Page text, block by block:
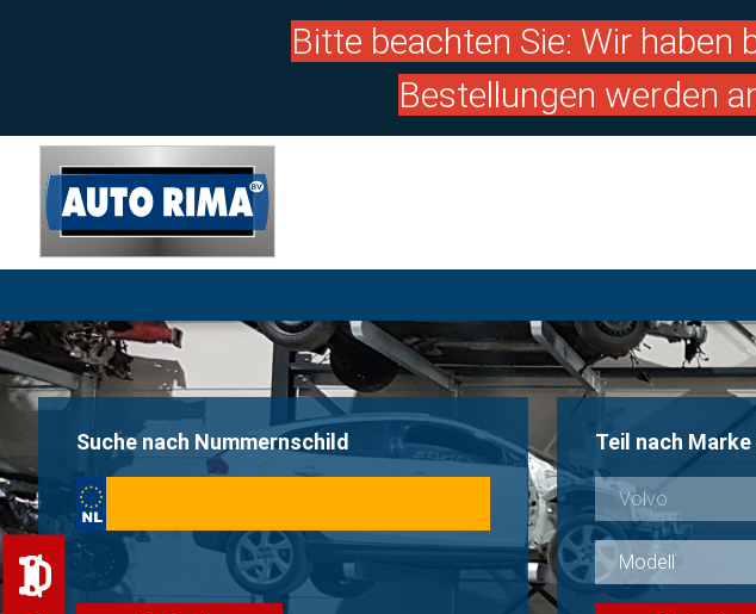
Bitte beachten Sie: Wir
Bestellungen werden
Suche nach Nummernschild Teil nach